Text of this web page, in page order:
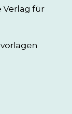
Verlag für